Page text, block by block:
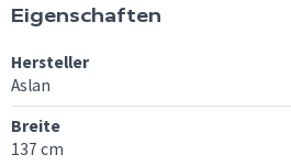
Eigenschaften
Hersteller
Aslan
Breite
137 cm